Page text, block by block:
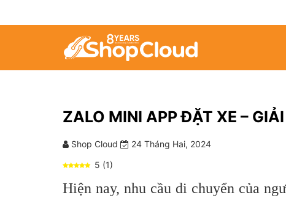
ZALO MINI APP ĐẶT XE –
Shop Cloud
24 Tháng Hai, 2024
5 (1)
Hiện nay, nhu cầu di chuyển của